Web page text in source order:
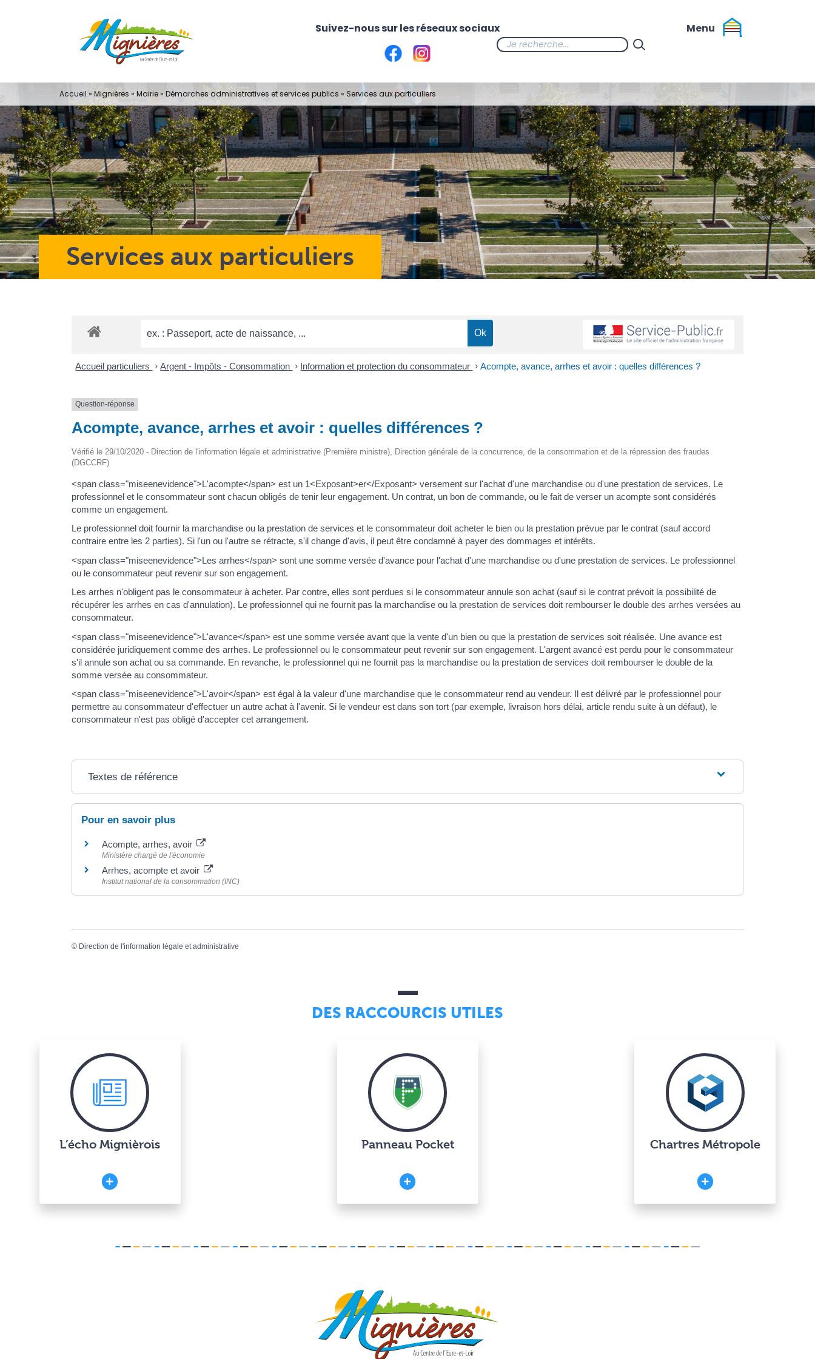
Services aux particuliers
Accueil » Mignières » Mairie» Démarches administratives et services publics » Services aux particuliers
Accueil particuliers > Argent - Impôts - Consommation > Information et protection du consommateur > Acompte, avance, arrhes et avoir : quelles différences ?
Question-réponse
Acompte, avance, arrhes et avoir : quelles différences ?
Vérifié le 29/10/2020 - Direction de l'information légale et administrative (Première ministre), Direction générale de la concurrence, de la consommation et de la répression des fraudes
(DGCCRF)
<span class="miseenevidence">L'acompte</span> est un 1<Exposant>er</Exposant> versement sur l'achat d'une marchandise ou d'une prestation de services. Le
professionnel et le consommateur sont chacun obligés de tenir leur engagement. Un contrat, un bon de commande, ou le fait de verser un acompte sont considérés
comme un engagement.
Le professionnel doit fournir la marchandise ou la prestation de services et le consommateur doit acheter le bien ou la prestation prévue par le contrat (sauf accord
contraire entre les 2 parties). Si l'un ou l'autre se rétracte, s'il change d'avis, il peut être condamné à payer des dommages et intérêts.
<span class="miseenevidence">Les arrhes</span> sont une somme versée d'avance pour l'achat d'une marchandise ou d'une prestation de services. Le professionnel
ou le consommateur peut revenir sur son engagement.
Les arrhes n'obligent pas le consommateur à acheter. Par contre, elles sont perdues si le consommateur annule son achat (sauf si le contrat prévoit la possibilité de
récupérer les arrhes en cas d'annulation). Le professionnel qui ne fournit pas la marchandise ou la prestation de services doit rembourser le double des arrhes versées au
consommateur.
<span class="miseenevidence">L'avance</span> est une somme versée avant que la vente d'un bien ou que la prestation de services soit réalisée. Une avance est
considérée juridiquement comme des arrhes. Le professionnel ou le consommateur peut revenir sur son engagement. L'argent avancé est perdu pour le consommateur
s'il annule son achat ou sa commande. En revanche, le professionnel qui ne fournit pas la marchandise ou la prestation de services doit rembourser le double de la
somme versée au consommateur.
<span class="miseenevidence">L'avoir</span> est égal à la valeur d'une marchandise que le consommateur rend au vendeur. Il est délivré par le professionnel pour
permettre au consommateur d'effectuer un autre achat à l'avenir. Si le vendeur est dans son tort (par exemple, livraison hors délai, article rendu suite à un défaut), le
consommateur n'est pas obligé d'accepter cet arrangement.
Textes de référence
Pour en savoir plus
Acompte, arrhes, avoir
Ministère chargé de l'économie
Arrhes, acompte et avoir
Institut national de la consommation (INC)
© Direction de l'information légale et administrative
DES RACCOURCIS UTILES
L’écho Mignièrois Panneau Pocket Chartres Métropole